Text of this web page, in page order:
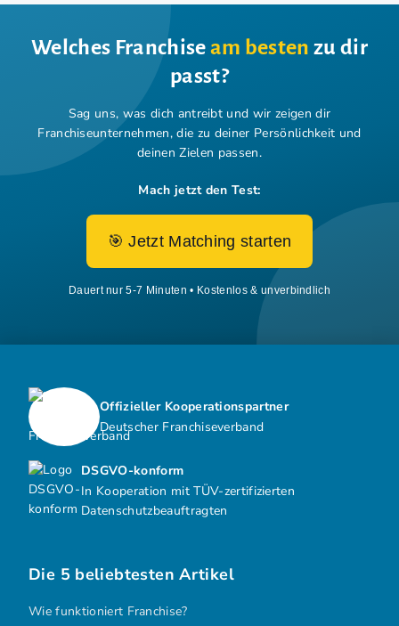
Welches Franchiseam besten zu dir
passt?
Sag uns, was dich antreibt und wir zeigen dir
Franchiseunternehmen, die zu deiner Persönlichkeit und
deinen Zielen passen.
Mach jetzt den Test:
🎯 Jetzt Matching starten
Dauert nur 5-7 Minuten • Kostenlos & unverbindlich
DSGVO-konform
In Kooperation mit TÜV-zertifizierten
Datenschutzbeauftragten
Offizieller Kooperationspartner
Deutscher Franchiseverband
Die 5 beliebtesten Artikel
Wie funktioniert Franchise?